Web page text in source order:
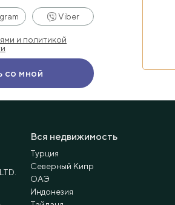
Viber
и политикой
Вся недвижимость
Турция
Северный Кипр
ОАЭ
Индонезия